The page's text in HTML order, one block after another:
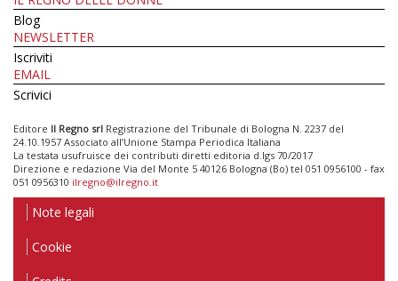
Blog
NEWSLETTER
Iscriviti
EMAIL
Scrivici
Editore Il Regno srl Registrazione del Tribunale di Bologna N. 2237 del
24.10.1957 Associato all’Unione Stampa Periodica Italiana
La testata usufruisce dei contributi diretti editoria d.lgs 70/2017
Direzione e redazione Via del Monte 5 40126 Bologna (Bo) tel 051 0956100 - fax
051 0956310 ilregno@ilregno.it
Note legali
Cookie